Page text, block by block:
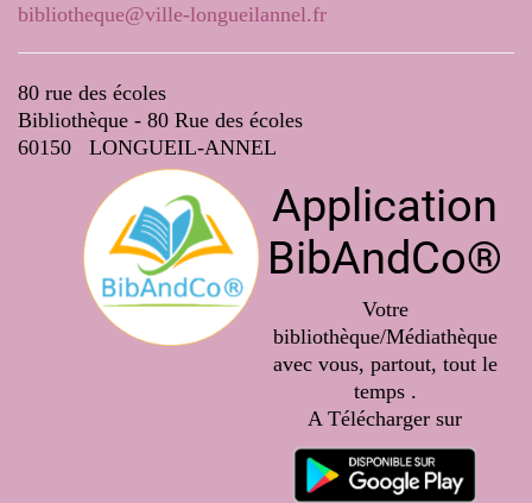
bibliotheque@ville-longueilannel.fr
80 rue des écoles
Bibliothèque - 80 Rue des écoles
60150 LONGUEIL-ANNEL
Application
BibAndCo®
Votre
bibliothèque/Médiathèque
avec vous, partout, tout le
temps .
A Télécharger sur